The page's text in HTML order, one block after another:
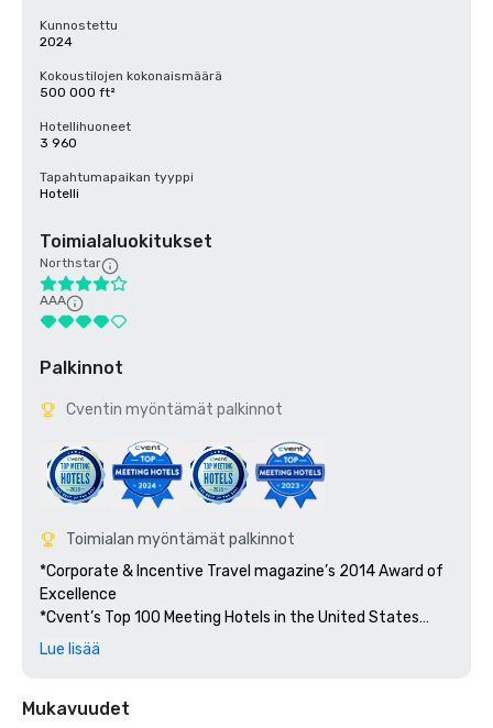
Kunnostettu
2024
Kokoustilojen kokonaismäärä
500 000 ft²
Hotellihuoneet
3 960
Tapahtumapaikan tyyppi
Hotelli
Toimialaluokitukset
Northstar
AAA
Palkinnot
Cventin myöntämät palkinnot
Toimialan myöntämät palkinnot
*Corporate & Incentive Travel magazine’s 2014 Award of
Excellence
*Cvent’s Top 100 Meeting Hotels in the United States
Lue lisää
Mukavuudet